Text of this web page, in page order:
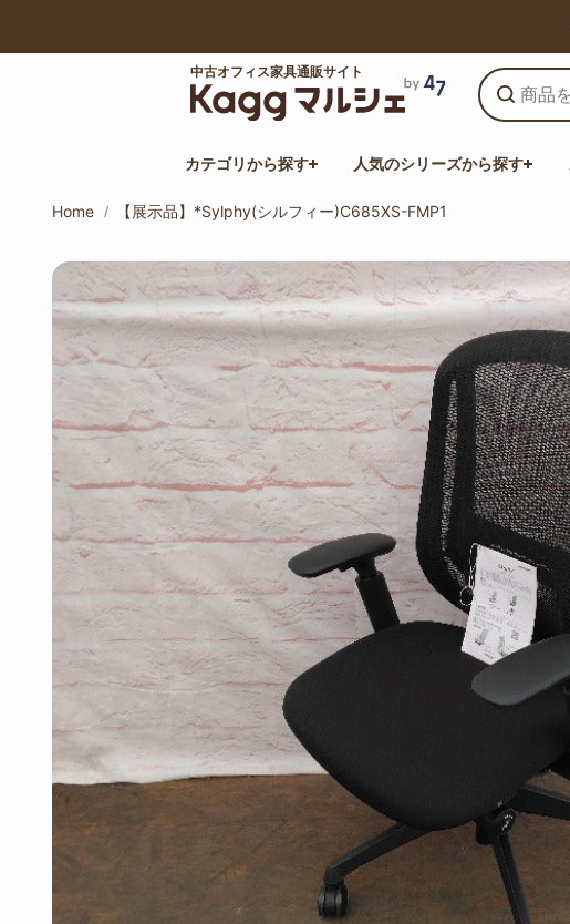
中古オフィス家具通販サイト
カテゴリから探す 人気のシリーズから探す
Home 【展示品】*Sylphy(シルフィー)C685XS-FMP1